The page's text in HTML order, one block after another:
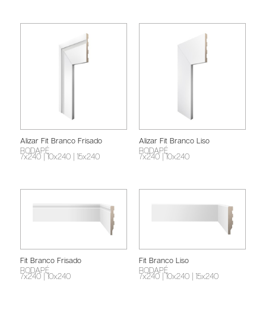
Alizar Fit Branco Frisado
RODAPÉ
7x240 | 10x240 | 15x240
Alizar Fit Branco Liso
RODAPÉ
7x240 | 10x240
Fit Branco Frisado
RODAPÉ
7x240 | 10x240
Fit Branco Liso
RODAPÉ
7x240 | 10x240 | 15x240